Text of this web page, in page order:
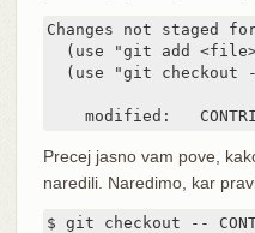
Changes not staged
(use "git add
(use "git checkout
modified:
Precej jasno vam pove,
naredili. Naredimo, kar
$ git checkout --